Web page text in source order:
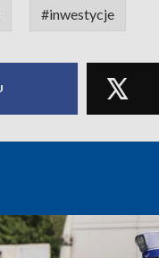
#inwestycje